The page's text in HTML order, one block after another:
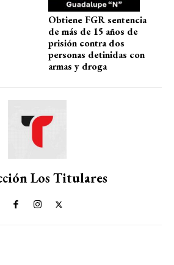
Obtiene FGR sentencia
de más de 15 años de
prisión contra dos
personas detinidas con
armas y droga
Los Titulares